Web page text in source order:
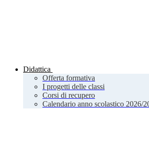
Didattica
Offerta formativa
I progetti delle classi
Corsi di recupero
Calendario anno scolastico 2026/